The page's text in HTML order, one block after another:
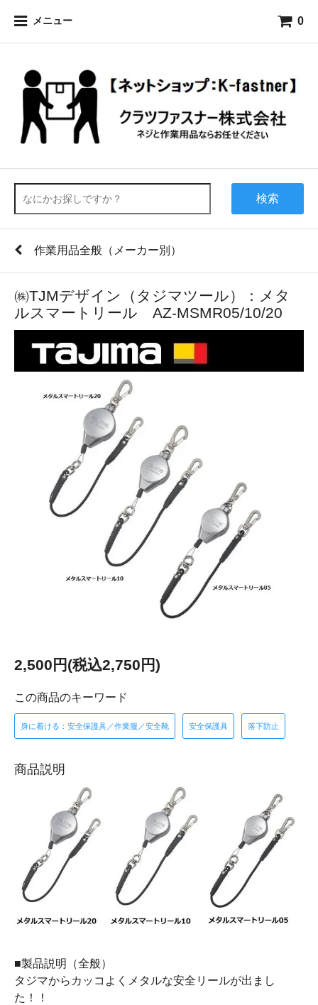
メニュー 0
検索
作業用品全般（メーカー別）
㈱TJMデザイン（タジマツール）：メタ
ルスマートリール AZ-MSMR05/10/20
2,500円(税込2,750円)
この商品のキーワード
身に着ける：安全保護具／作業服／安全靴 安全保護具 落下防止
商品説明
■製品説明（全般）
タジマからカッコよくメタルな安全リールが出まし
た！！